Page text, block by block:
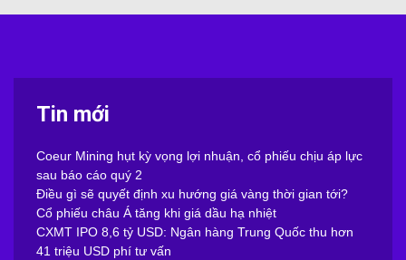
Tin mới
Coeur Mining hụt kỳ vọng lợi nhuận, cổ phiếu chịu áp lực
sau báo cáo quý 2
Điều gì sẽ quyết định xu hướng giá vàng thời gian tới?
Cổ phiếu châu Á tăng khi giá dầu hạ nhiệt
CXMT IPO 8,6 tỷ USD: Ngân hàng Trung Quốc thu hơn
41 triệu USD phí tư vấn